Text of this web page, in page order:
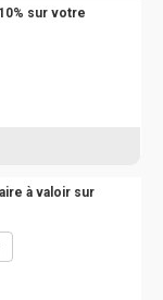
sur votre
à valoir sur